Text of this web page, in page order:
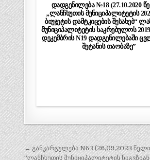
დადგენილება №18 (27.10.2020
„ლანჩხუთის მუნიციპალიტეტის
ბიუჯეტის დამტკიცების შესახებ“
მუნიციპალიტეტის საკრებულოს
დეკემბრის N19 დადგენილებაში
შეტანის თაობაზე”
პოსტის
← განკარგულება N63 (26,09,2023
“ლანჩხუთის მუნიციპალიტეტის